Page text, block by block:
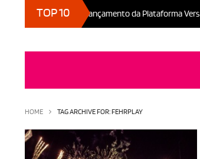
TOP 10
presença no Lançamento da Plataforma Versio!
HOME TAG ARCHIVE FOR: FEHRPLAY